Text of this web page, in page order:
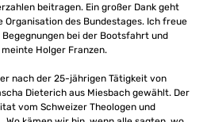
beitragen. Ein großer Dank geht
Organisation des Bundestages. Ich freue
bei der Bootsfahrt und
Holger Franzen.
nach der 25-jährigen Tätigkeit von
Dieterich aus Miesbach gewählt. Der
vom Schweizer Theologen und